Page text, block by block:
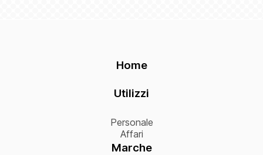
Home
Utilizzi
Personale
Affari
Marche